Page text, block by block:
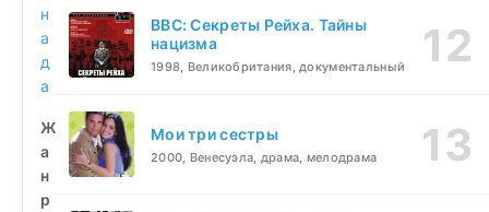
н
а
д
а
Ж
а
н
р
BBC: Секреты Рейха. Тайны
нацизма
1998, Великобритания, документальный
Мои три сестры
2000, Венесуэла, драма, мелодрама